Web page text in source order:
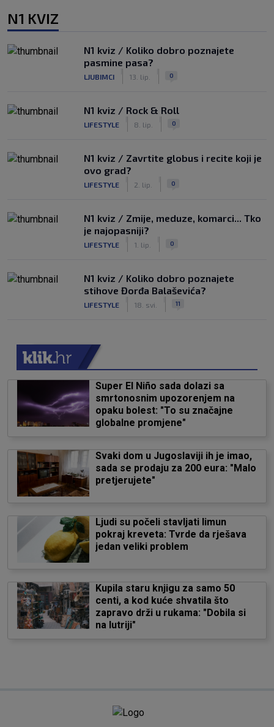
N1 KVIZ
N1 kviz / Koliko dobro poznajete
pasmine pasa?
LJUBIMCI 13. lip. 0
N1 kviz / Rock & Roll
LIFESTYLE 8. lip. 0
N1 kviz / Zavrtite globus i recite koji je
ovo grad?
LIFESTYLE 2. lip. 0
N1 kviz / Zmije, meduze, komarci... Tko
je najopasniji?
LIFESTYLE 1. lip. 0
N1 kviz / Koliko dobro poznajete
stihove Đorđa Balaševića?
LIFESTYLE 18. svi. 11
Super El Niño sada dolazi sa
smrtonosnim upozorenjem na
opaku bolest: "To su značajne
globalne promjene"
Svaki dom u Jugoslaviji ih je imao,
sada se prodaju za 200 eura: "Malo
pretjerujete"
Ljudi su počeli stavljati limun
pokraj kreveta: Tvrde da rješava
jedan veliki problem
Kupila staru knjigu za samo 50
centi, a kod kuće shvatila što
zapravo drži u rukama: "Dobila si
na lutriji"